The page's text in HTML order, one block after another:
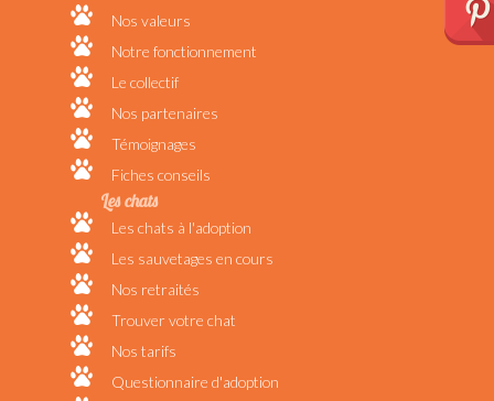
Nos valeurs
Notre fonctionnement
Le collectif
Nos partenaires
Témoignages
Fiches conseils
Les chats
Les chats à l'adoption
Les sauvetages en cours
Nos retraités
Trouver votre chat
Nos tarifs
Questionnaire d'adoption